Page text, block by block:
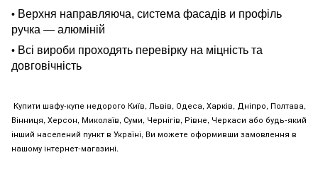
• Верхня направляюча, система фасадів и профіль
ручка — алюміній
• Всі вироби проходять перевірку на міцність та
довговічність
Купити шафу-купе недорого Київ, Львів, Одеса, Харків, Дніпро, Полтава,
Вінниця, Херсон, Миколаїв, Суми, Чернігів, Рівне, Черкаси або будь-який
інший населений пункт в Україні, Ви можете оформивши замовлення в
нашому інтернет-магазині.